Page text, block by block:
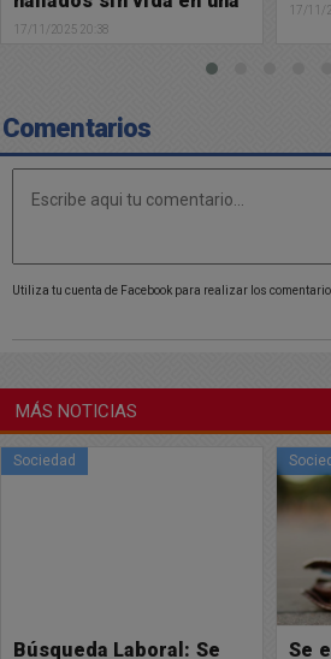
17/11/2025 12:45
Comentarios
Utiliza tu cuenta de Facebook para realizar los
MÁS NOTICIAS
Sociedad
Se encontró billetera
Buen